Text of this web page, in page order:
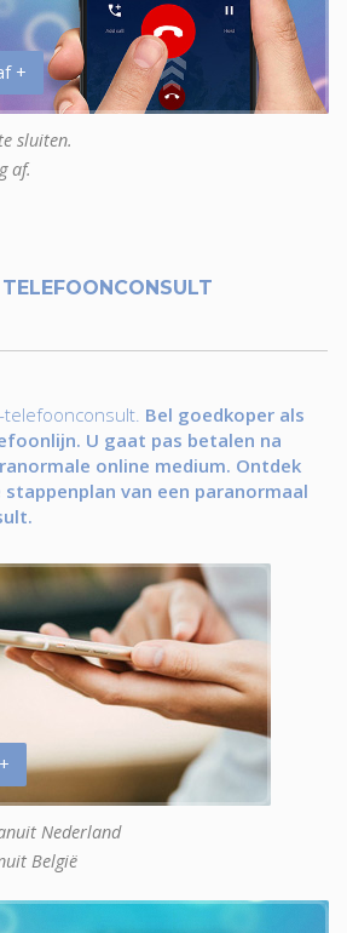
+
sluiten.
af.
-telefoonconsult. Bel goedkoper als
U gaat pas betalen na
online medium. Ontdek
van een paranormaal
Nederland
België